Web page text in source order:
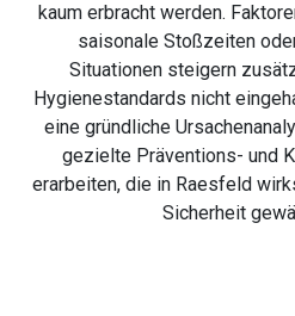
kaum erbracht werden.
saisonale Stoßzeiten
Situationen steigern
Hygienestandards nicht
eine gründliche
gezielte Präventions- und
erarbeiten, die in Raesfeld
Sicherheit